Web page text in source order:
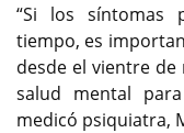
“Si los síntomas
tiempo, es
desde el vientre
salud mental
medicó psiquiatra,